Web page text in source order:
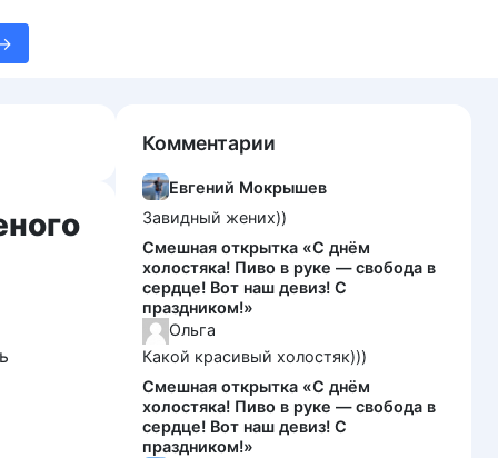
Комментарии
Евгений Мокрышев
Завидный жених))
Смешная открытка «С днём
холостяка! Пиво в руке — свобода в
сердце! Вот наш девиз! С
праздником!»
Ольга
Какой красивый холостяк)))
Смешная открытка «С днём
холостяка! Пиво в руке — свобода в
сердце! Вот наш девиз! С
праздником!»